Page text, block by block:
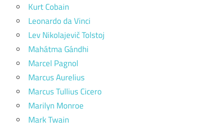
Kurt Cobain
Leonardo da Vinci
Lev Nikolajevič Tolstoj
Mahátma Gándhi
Marcel Pagnol
Marcus Aurelius
Marcus Tullius Cicero
Marilyn Monroe
Mark Twain